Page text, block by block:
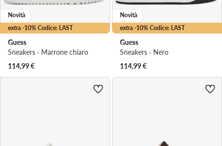
extra -10% Codice: LAST
Novità
Guess
Sneakers · Marrone chiaro
114,99€
extra -10% Codice: LAST
Novità
Guess
Sneakers · Nero
114,99€